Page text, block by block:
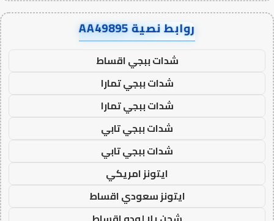
روابط نصية AA49895
شدات ببجي اقساط
شدات ببجي تمارا
شدات ببجي تمارا
شدات ببجي تابي
شدات ببجي تابي
ايتونز امريكي
ايتونز سعودي اقساط